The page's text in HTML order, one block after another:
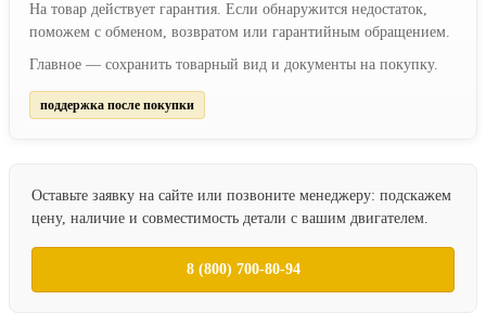
На товар действует гарантия. Если обнаружится недостаток,
поможем с обменом, возвратом или гарантийным обращением.
Главное — сохранить товарный вид и документы на покупку.
поддержка после покупки
Оставьте заявку на сайте или позвоните менеджеру: подскажем
цену, наличие и совместимость детали с вашим двигателем.
8 (800) 700-80-94